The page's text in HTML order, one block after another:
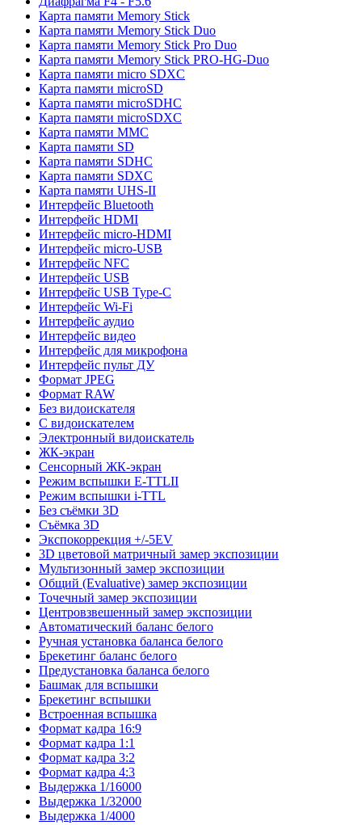
Карта памяти Memory Stick
Карта памяти Memory Stick Duo
Карта памяти Memory Stick Pro Duo
Карта памяти Memory Stick PRO-HG-Duo
Карта памяти micro SDXC
Карта памяти microSD
Карта памяти microSDHC
Карта памяти microSDXC
Карта памяти MMC
Карта памяти SD
Карта памяти SDHC
Карта памяти SDXC
Карта памяти UHS-II
Интерфейс Bluetooth
Интерфейс HDMI
Интерфейс micro-HDMI
Интерфейс micro-USB
Интерфейс NFC
Интерфейс USB
Интерфейс USB Type-C
Интерфейс Wi-Fi
Интерфейс аудио
Интерфейс видео
Интерфейс для микрофона
Интерфейс пульт ДУ
Формат JPEG
Формат RAW
Без видоискателя
С видоискателем
Электронный видоискатель
ЖК-экран
Сенсорный ЖК-экран
Режим вспышки E-TTLII
Режим вспышки i-TTL
Без съёмки 3D
Съёмка 3D
Экспокоррекция +/-5EV
3D цветовой матричный замер экспозиции
Мультизонный замер экспозиции
Общий (Evaluative) замер экспозиции
Точечный замер экспозиции
Центровзвешенный замер экспозиции
Автоматический баланс белого
Ручная установка баланса белого
Брекетинг баланс белого
Предустановка баланса белого
Башмак для вспышки
Брекетинг вспышки
Встроенная вспышка
Формат кадра 16:9
Формат кадра 1:1
Формат кадра 3:2
Формат кадра 4:3
Выдержка 1/16000
Выдержка 1/32000
Выдержка 1/4000